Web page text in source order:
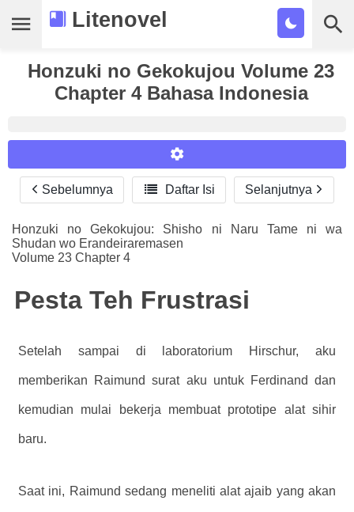
Litenovel
Daftar Novel
Tamat
Tags
Bookmark
Cari
Honzuki no Gekokujou Volume 23
Chapter 4 Bahasa Indonesia
Reader Settings
Font :
Titillium Web
Arial
Times New Roman
A-
16 A+
Sebelumnya  Daftar Isi Selanjutnya
Honzuki no Gekokujou: Shisho ni Naru Tame ni wa
Shudan wo Erandeiraremasen
Volume 23 Chapter 4
Pesta Teh Frustrasi
Setelah sampai di laboratorium Hirschur, aku
memberikan Raimund surat aku untuk Ferdinand dan
kemudian mulai bekerja membuat prototipe alat sihir
baru.
Saat ini, Raimund sedang meneliti alat ajaib yang akan